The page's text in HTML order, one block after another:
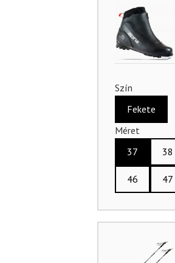
Szín
Fekete
Méret
37
38
46 47